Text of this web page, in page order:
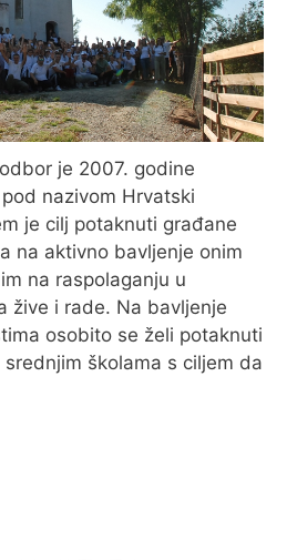
je 2007. godine
nazivom Hrvatski
je cilj potaknuti građane
na aktivno bavljenje onim
na raspolaganju u
žive i rade. Na bavljenje
osobito se želi potaknuti
školama s ciljem da